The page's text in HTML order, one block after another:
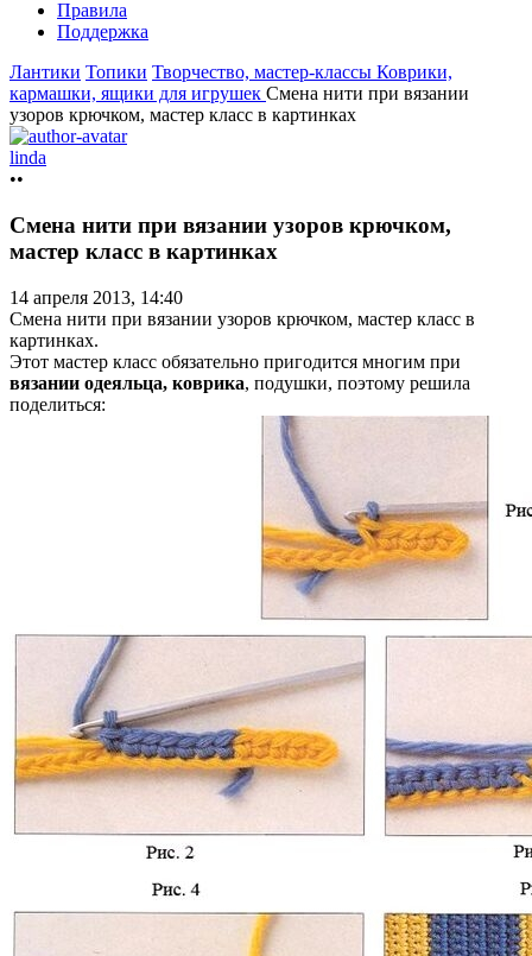
Правила
Поддержка
Лантики Топики Творчество, мастер-классы Коврики,
кармашки, ящики для игрушек Смена нити при вязании
узоров крючком, мастер класс в картинках
linda
••
Смена нити при вязании узоров крючком,
мастер класс в картинках
14 апреля 2013, 14:40
Смена нити при вязании узоров крючком, мастер класс в
картинках.
Этот мастер класс обязательно пригодится многим при
вязании одеяльца, коврика, подушки, поэтому решила
поделиться: